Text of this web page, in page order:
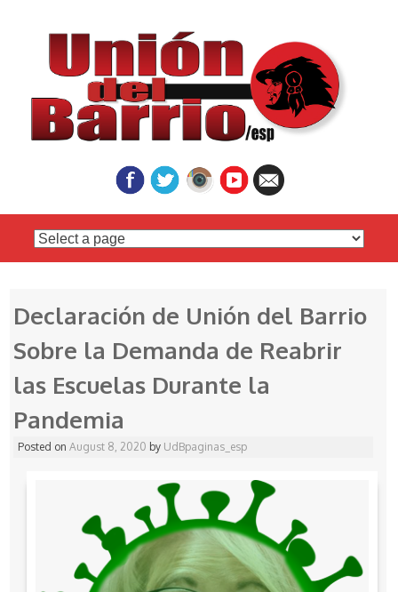
Skip
to
Declaración de Unión del Barrio
Sobre la Demanda de Reabrir
las Escuelas Durante la
Pandemia
Posted onAugust 8, 2020 by UdBpaginas_esp